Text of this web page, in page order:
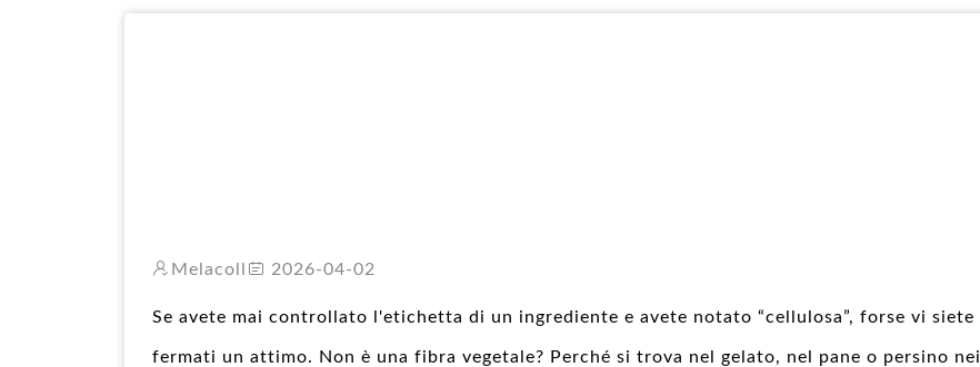
Melacoll 2026-04-02
Se avete mai controllato l'etichetta di un ingrediente e avete notato “cellulosa”, forse vi siete
fermati un attimo. Non è una fibra vegetale? Perché si trova nel gelato, nel pane o persino nei